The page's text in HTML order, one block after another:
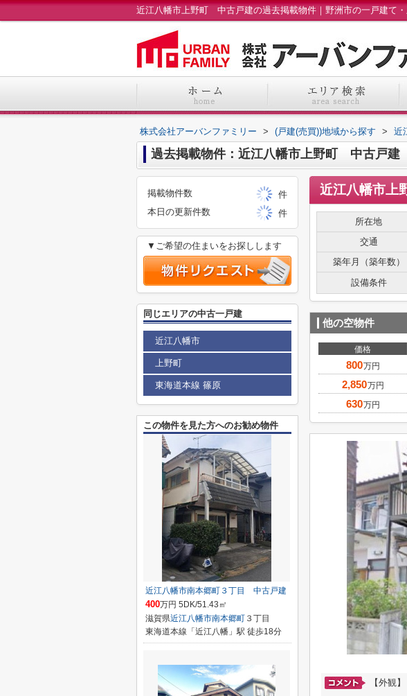
株式会社アーバンファミリー > (戸建(売買))地域から探す > 近
過去掲載物件：近江八幡市上野町 中古戸建
近江八幡市
所在地
交通
築年月（築年数）
設備条件
他の空物件
価格
800万円
2,850万円
630万円
【外観】
掲載物件数
件
本日の更新件数
件
▼ご希望の住まいをお探しします
同じエリアの中古一戸建
近江八幡市
上野町
東海道本線 篠原
この物件を見た方へのお勧め物件
近江八幡市南本郷町３丁目 中古戸建
400万円 5DK/51.43㎡
滋賀県近江八幡市南本郷町 ３丁目
東海道本線「近江八幡」駅 徒歩18分